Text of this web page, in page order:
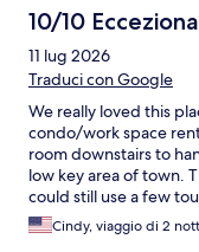
10/10
11 lug 2026
Traduci con Google
We really loved this
condo/work space
room downstairs to
low key area of town.
could still use a few
table that were bigger
was clean and
Cindy, viaggio di 2